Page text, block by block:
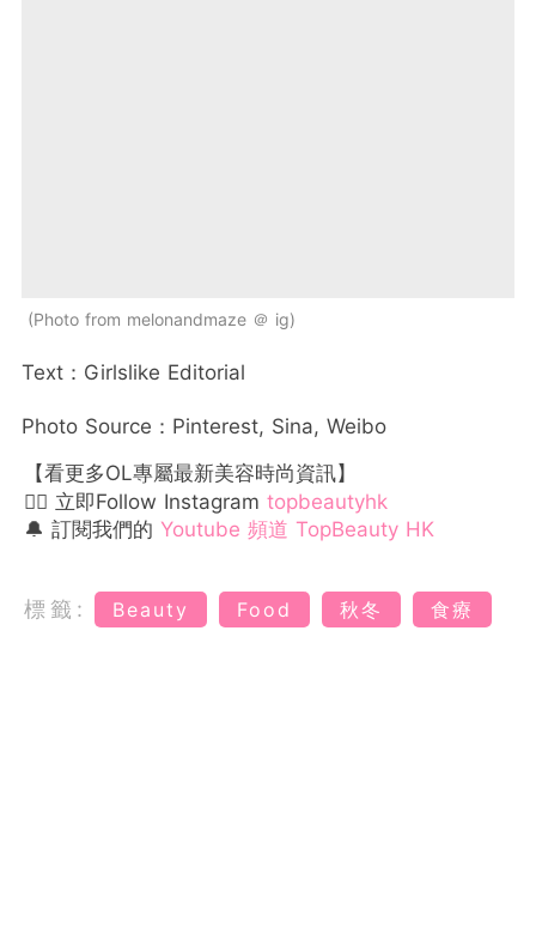
Photo from melonandmaze ＠ ig
Text：Girlslike Editorial
Photo Source：Pinterest, Sina, Weibo
【看更多OL專屬最新美容時尚資訊】
👉🏻 立即Follow Instagram topbeautyhk
🔔 訂閱我們的 Youtube 頻道 TopBeauty HK
標籤: Beauty Food 秋冬 食療